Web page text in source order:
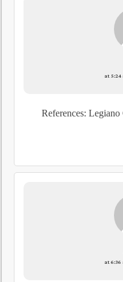
References: